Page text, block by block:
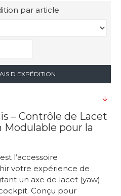
par article
D EXPÉDITION
– Contrôle de Lacet
pour la
l’accessoire
votre expérience de
un axe de lacet (yaw)
Conçu pour